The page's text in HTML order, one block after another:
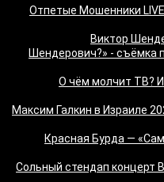
Отпетые Мошенники
Виктор
Шендерович?» - съёмка
«О чём молчит ТВ?
Максим Галкин в Израиле
Красная Бурда —
"Сольный стендап концерт